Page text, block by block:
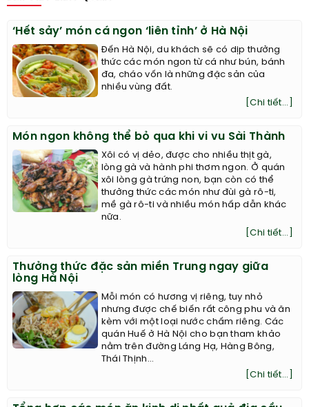
‘Hết sảy’ món cá ngon ‘liên tỉnh’ ở Hà Nội
Đến Hà Nội, du khách sẽ có dịp thưởng
thức các món ngon từ cá như bún, bánh
đa, cháo vốn là những đặc sản của
nhiều vùng đất.
[Chi tiết...]
Món ngon không thể bỏ qua khi vi vu Sài Thành
Xôi có vị dẻo, được cho nhiều thịt gà,
lòng gà và hành phi thơm ngon. Ở quán
xôi lòng gà trứng non, bạn còn có thể
thưởng thức các món như đùi gà rô-ti,
mề gà rô-ti và nhiều món hấp dẫn khác
nữa.
[Chi tiết...]
Thưởng thức đặc sản miền Trung ngay giữa
lòng Hà Nội
Mỗi món có hương vị riêng, tuy nhỏ
nhưng được chế biến rất công phu và ăn
kèm với một loại nước chấm riêng. Các
quán Huế ở Hà Nội cho bạn tham khảo
nằm trên đường Láng Hạ, Hàng Bông,
Thái Thịnh...
[Chi tiết...]